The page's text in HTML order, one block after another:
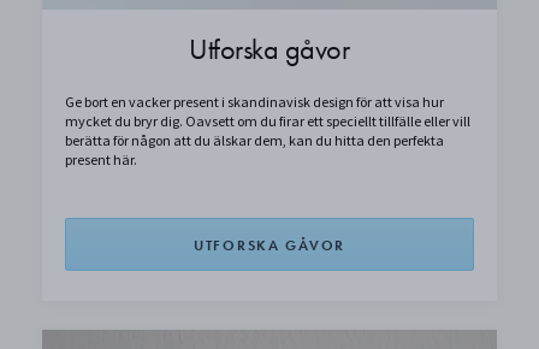
Utforska gåvor
Ge bort en vacker present i skandinavisk design för att visa hur
mycket du bryr dig. Oavsett om du firar ett speciellt tillfälle eller vill
berätta för någon att du älskar dem, kan du hitta den perfekta
present här.
UTFORSKA GÅVOR